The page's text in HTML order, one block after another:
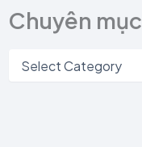
Chuyên mục